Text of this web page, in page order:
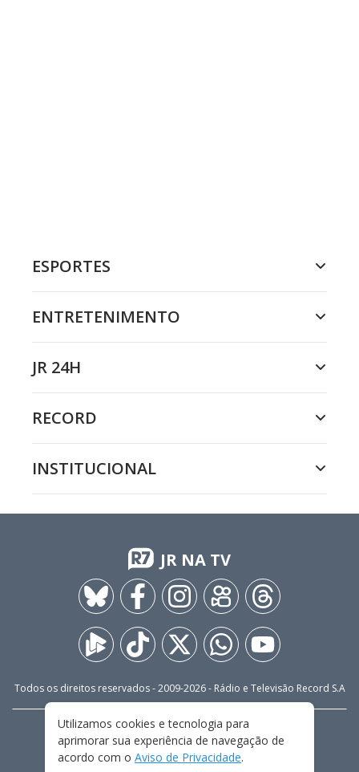
ESPORTES
ENTRETENIMENTO
JR 24H
RECORD
INSTITUCIONAL
JR NA TV
Todos os direitos reservados - 2009-2026- Rádio e Televisão Record S.A
FALE CONOSCO
PRIVACIDADE
TERMOS E CONDIÇÕES DE USO
Utilizamos cookies e tecnologia para
aprimorar sua experiência de navegação de
acordo com o Aviso de Privacidade.